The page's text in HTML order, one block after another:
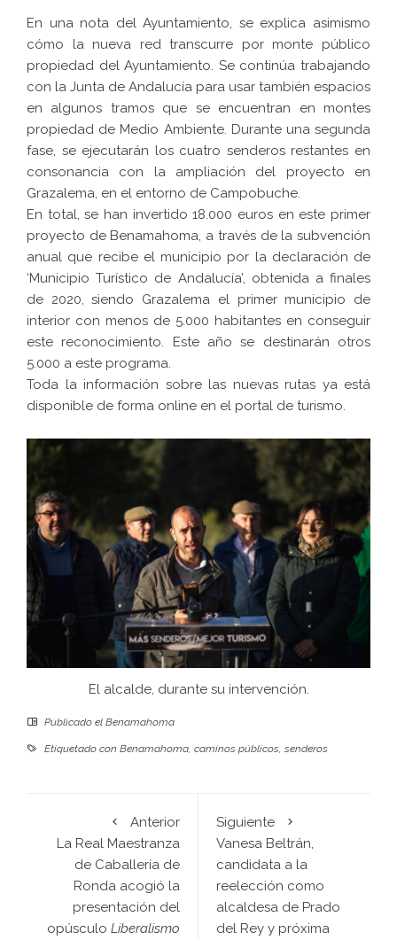
En una nota del Ayuntamiento, se explica asimismo
cómo la nueva red transcurre por monte público
propiedad del Ayuntamiento. Se continúa trabajando
con la Junta de Andalucía para usar también espacios
en algunos tramos que se encuentran en montes
propiedad de Medio Ambiente. Durante una segunda
fase, se ejecutarán los cuatro senderos restantes en
consonancia con la ampliación del proyecto en
Grazalema, en el entorno de Campobuche.
En total, se han invertido 18.000 euros en este primer
proyecto de Benamahoma, a través de la subvención
anual que recibe el municipio por la declaración de
‘Municipio Turístico de Andalucía’, obtenida a finales
de 2020, siendo Grazalema el primer municipio de
interior con menos de 5.000 habitantes en conseguir
este reconocimiento. Este año se destinarán otros
5.000 a este programa.
Toda la información sobre las nuevas rutas ya está
disponible de forma online en el portal de turismo.
El alcalde, durante su intervención.
Publicado el Benamahoma
Etiquetado con Benamahoma caminos públicos senderos
Anterior
La Real Maestranza
de Caballería de
Ronda acogió la
presentación del
opúsculo Liberalismo
Siguiente
Vanesa Beltrán,
candidata a la
reelección como
alcaldesa de Prado
del Rey y próxima